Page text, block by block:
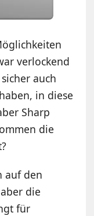
verlockend
auch
in diese
Sharp
die
auf den
die
für